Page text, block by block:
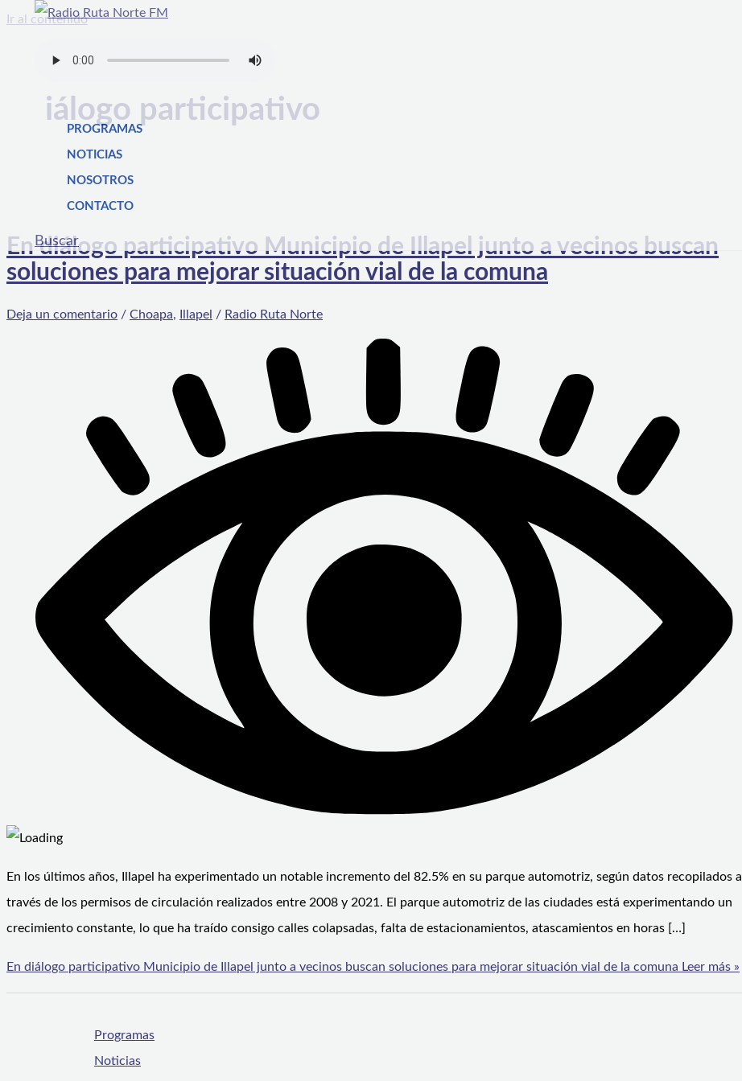
Ir al contenido
PROGRAMAS
NOTICIAS
NOSOTROS
CONTACTO
Buscar
iálogo participativo
En diálogo participativo Municipio de Illapel junto a vecinos buscan
soluciones para mejorar situación vial de la comuna
Deja un comentario / Choapa, Illapel / Radio Ruta Norte
En los últimos años, Illapel ha experimentado un notable incremento del 82.5% en su parque automotriz, según datos recopilados a
través de los permisos de circulación realizados entre 2008 y 2021. El parque automotriz de las ciudades está experimentando un
crecimiento constante, lo que ha traído consigo calles colapsadas, falta de estacionamientos, atascamientos en horas […]
En diálogo participativo Municipio de Illapel junto a vecinos buscan soluciones para mejorar situación vial de la comuna Leer más »
Programas
Noticias